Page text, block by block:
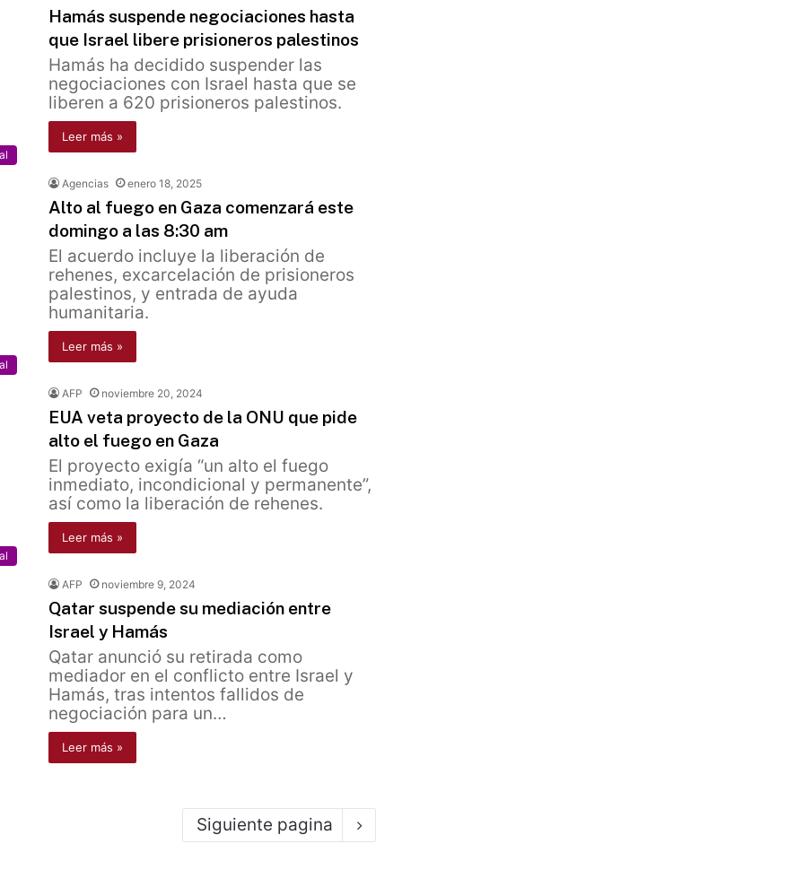
Hamás suspende negociaciones hasta
que Israel libere prisioneros palestinos
Hamás ha decidido suspender las
negociaciones con Israel hasta que se
liberen a 620 prisioneros palestinos.
Leer más »
Agencias enero 18, 2025
Alto al fuego en Gaza comenzará este
domingo a las 8:30 am
El acuerdo incluye la liberación de
rehenes, excarcelación de prisioneros
palestinos, y entrada de ayuda
humanitaria.
Leer más »
AFP noviembre 20, 2024
EUA veta proyecto de la ONU que pide
alto el fuego en Gaza
El proyecto exigía “un alto el fuego
inmediato, incondicional y permanente”,
así como la liberación de rehenes.
Leer más »
AFP noviembre 9, 2024
Qatar suspende su mediación entre
Israel y Hamás
Qatar anunció su retirada como
mediador en el conflicto entre Israel y
Hamás, tras intentos fallidos de
negociación para un…
Leer más »
Siguiente pagina